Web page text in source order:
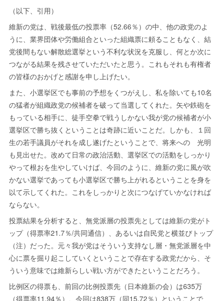
（以下、引用）
維新の党は、戦後最低の投票率（52.66％）の中、他の政党のよ
うに、業界団体や労働組合といった組織票に頼ることもなく、結
党後間もない解散総選挙という不利な状況を克服し、何とか次に
つながる結果を残させていただいたと思う。これもそれも有権者
の皆様のおかげと感謝を申し上げたい。
また、小選挙区でも事前の予想をくつがえし、私を除いても10名
の猛者が組織政党の候補者を破って当選してくれた。矢や鉄砲を
もっている相手に、徒手空拳で戦うしかない我が党の候補者が小
選挙区で勝ち抜くということは奇跡に近いことだ。しかも、１回
生の若手議員がそれを成し遂げたということで、将来への 光明
も見出せた。改めて日常の政治活動、選挙区での活動をしっかり
やって根おを生やしていけば、今回のように、維新の党に風が吹
かない選挙であっても小選挙区で勝ち上がれるということを身を
以て示してくれた。これをしっかりと次につなげていかなければ
ならない。
投票結果を分析すると、無党派層の投票先としては維新の党がト
ップ（得票率21.7％/共同通信）、あるいは自民党と横並びトップ
（注）だった。元々我が党はそういう支持なし層・無党派層を中
心に票を掘り起こしていくということで存在する政党だから、そ
ういう意味では維新らしい戦い方ができたということだろう。
比例区の得票も、前回の比例投票先（日本維新の会）は635万
（得票率11.94％）、今回は838万（同15.72％）ということで